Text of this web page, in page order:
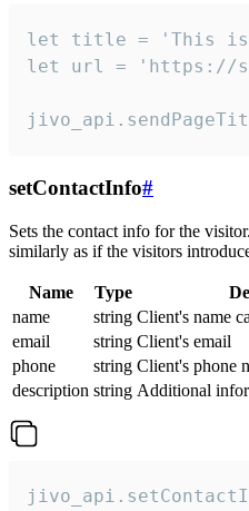
let title = 'This is
let url = 'https://
setContactInfo#
Sets the contact info for the
similarly as if the visitors
Name Type
name
string Client's name
email
string Client's email
phone
string Client's phone
description string Additional